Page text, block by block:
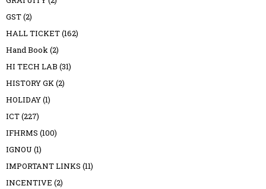
GST(2)
HALL TICKET(162)
Hand Book(2)
HI TECH LAB (31)
HISTORY GK(2)
HOLIDAY(1)
ICT(227)
IFHRMS (100)
IGNOU (1)
IMPORTANT LINKS (11)
INCENTIVE (2)